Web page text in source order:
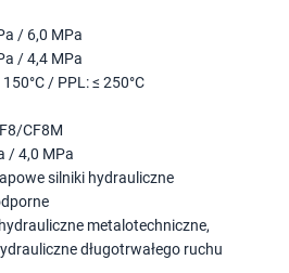
/ 6,0 MPa
/ 4,4 MPa
150°C / PPL: ≤ 250°C
CF8M
/ 4,0 MPa
silniki hydrauliczne
metalotechniczne,
długotrwałego ruchu